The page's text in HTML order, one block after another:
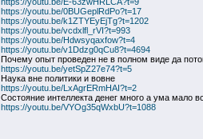
https://youtu.be/0BUGeplRdPo?t=17
https://youtu.be/k1ZTYEyEjTg?t=1202
https://youtu.be/vcdxlfl_rVI?t=993
https://youtu.be/Hdwsyqaxfow?t=4
https://youtu.be/v1Ddzg0qCu8?t=4694
Почему опыт проведен не в полном виде да
https://youtu.be/yetSpZ27e74?t=5
Наука вне политики и вовне
https://youtu.be/LxAgrERmHAI?t=2
Состояние интеллекта денег много а ума мало
https://youtu.be/VYOg35qWxbU?t=1088